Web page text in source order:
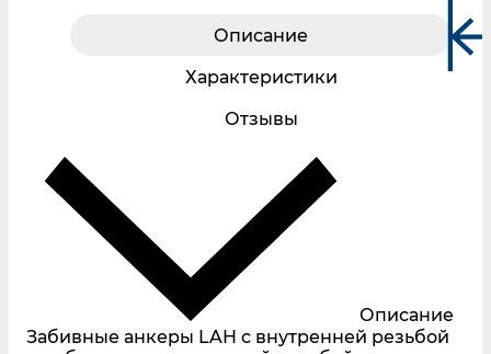
Описание
Характеристики
Отзывы
Описание
Забивные анкеры LAH с внутренней резьбой